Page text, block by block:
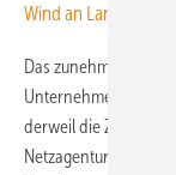
Wind an Land bei
Das zunehmende
Unternehmen an den
derweil die
Netzagentur als